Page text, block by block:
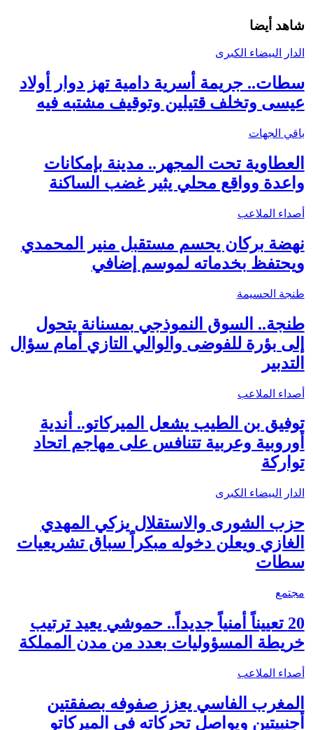
شاهد أيضا
الدار البيضاء الكبرى
سطات.. جريمة أسرية دامية تهز دوار أولاد
عيسى وتخلف قتيلين وتوقيف مشتبه فيه
باقي الجهات
العطاوية تحت المجهر.. مدينة بإمكانات
واعدة وواقع محلي يثير غضب الساكنة
أصداء الملاعب
نهضة بركان يحسم مستقبل منير المحمدي
ويحتفظ بخدماته لموسم إضافي
طنجة الحسيمة
طنجة.. السوق النموذجي بمسنانة يتحول
إلى بؤرة للفوضى والوالي التازي أمام سؤال
التدبير
أصداء الملاعب
توفيق بن الطيب يشعل الميركاتو.. أندية
أوروبية وعربية تتنافس على مهاجم اتحاد
تواركة
الدار البيضاء الكبرى
حزب الشورى والاستقلال يزكي المهدي
الغازي ويعلن دخوله مبكراً سباق تشريعيات
سطات
مجتمع
20 تعييناً أمنياً جديداً.. حموشي يعيد ترتيب
خريطة المسؤوليات بعدد من مدن المملكة
أصداء الملاعب
المغرب الفاسي يعزز صفوفه بصفقتين
أجنبيتين ويواصل تحركاته في الميركاتو